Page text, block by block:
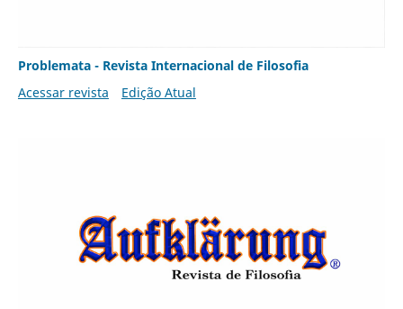
Problemata - Revista Internacional de Filosofia
Acessar revista
Edição Atual